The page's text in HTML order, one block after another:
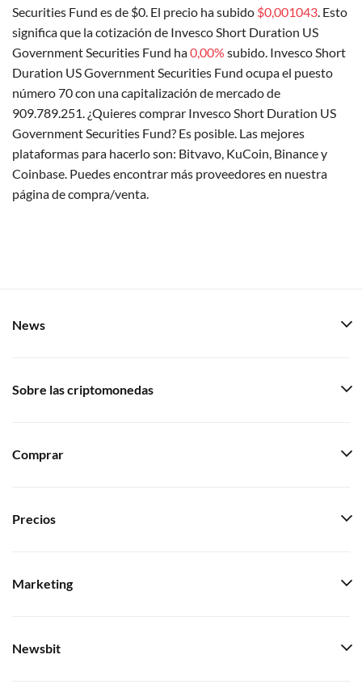
Securities Fund es de $0. El precio ha subido $0,001043. Esto
significa que la cotización de Invesco Short Duration US
Government Securities Fund ha0,00% subido. Invesco Short
Duration US Government Securities Fund ocupa el puesto
número 70 con una capitalización de mercado de
909.789.251. ¿Quieres comprar Invesco Short Duration US
Government Securities Fund? Es posible. Las mejores
plataformas para hacerlo son: Bitvavo, KuCoin, Binance y
Coinbase. Puedes encontrar más proveedores en nuestra
página de compra/venta.
News
Sobre las criptomonedas
Comprar
Precios
Marketing
Newsbit